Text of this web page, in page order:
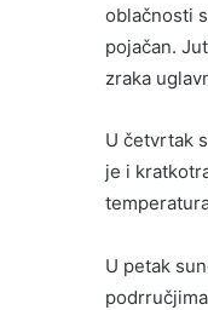
oblačnosti
pojačan.
zraka
U četvrtak
je i
U petak